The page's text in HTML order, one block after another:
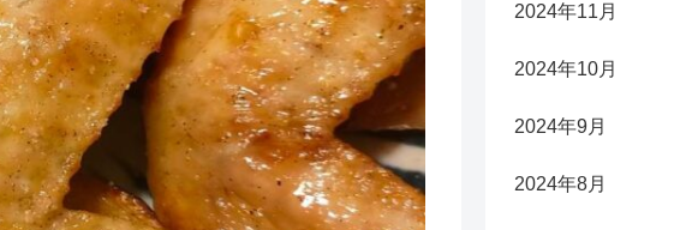
2024年11月
2024年10月
2024年9月
2024年8月